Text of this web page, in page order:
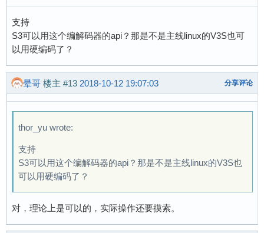
支持
S3可以用这个编解码器的api？那是不是主线linux的V3S也可
以用硬编码了？
晕哥 楼主 #13 2018-10-12 19:07:03 分享评论
thor_yu wrote:
支持
S3可以用这个编解码器的api？那是不是主线linux的V3S也
可以用硬编码了？
对，理论上是可以的，实际操作还要摸索。